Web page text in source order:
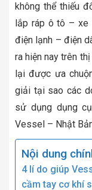
không thể thiếu
lắp ráp ô tô – xe
điện lạnh – điện
ra hiện nay trên
lại được ưa
giải tại sao các
sử dụng dụng
Vessel – Nhật
Nội dung
4 lí do giúp
cầm tay cơ khí